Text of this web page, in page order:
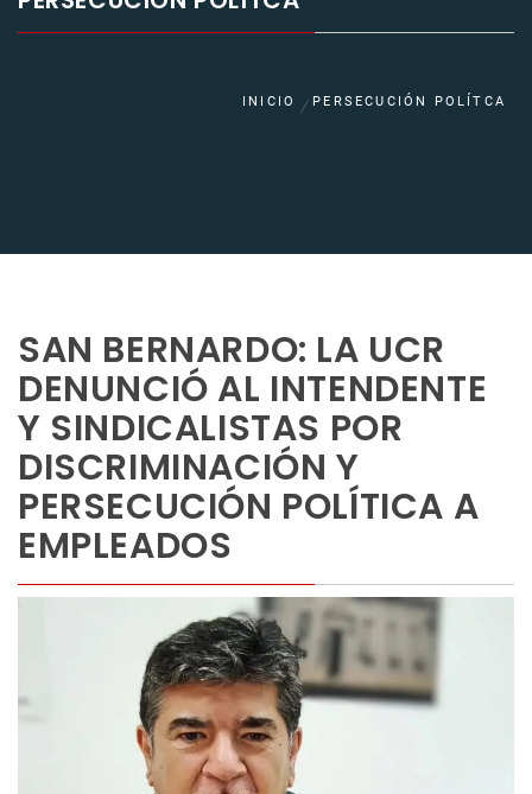
INICIO PERSECUCIÓN POLÍTCA
SAN BERNARDO: LA UCR
DENUNCIÓ AL INTENDENTE
Y SINDICALISTAS POR
DISCRIMINACIÓN Y
PERSECUCIÓN POLÍTICA A
EMPLEADOS